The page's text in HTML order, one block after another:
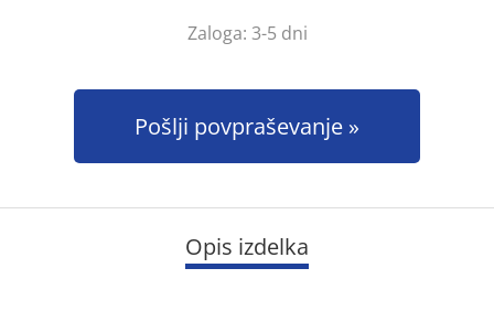
Zaloga: 3-5 dni
Pošlji povpraševanje
Opis izdelka